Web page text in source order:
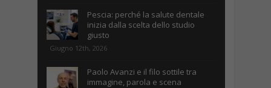
Pescia: perché la salute dentale
inizia dalla scelta dello studio
giusto
Giugno 12th, 2026
Paolo Avanzi e il filo sottile tra
immagine, parola e scena